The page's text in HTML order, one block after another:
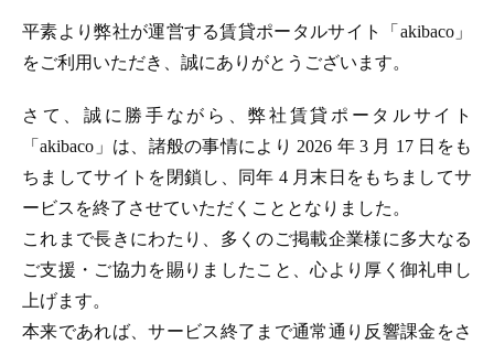
平素より弊社が運営する賃貸ポータルサイト「akibaco」
をご利用いただき、誠にありがとうございます。
さて、誠に勝手ながら、弊社賃貸ポータルサイト
「akibaco」は、諸般の事情により 2026 年 3 月 17 日をも
ちましてサイトを閉鎖し、同年 4 月末日をもちましてサ
ービスを終了させていただくこととなりました。
これまで長きにわたり、多くのご掲載企業様に多大なる
ご支援・ご協力を賜りましたこと、心より厚く御礼申し
上げます。
本来であれば、サービス終了まで通常通り反響課金をさ